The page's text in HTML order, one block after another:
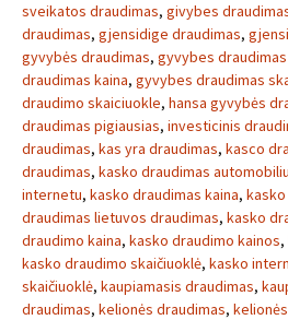
sveikatos draudimas, givybes
draudimas, gjensidige draudimas,
gyvybės draudimas, gyvybes
draudimas kaina, gyvybes draudimas
draudimo skaiciuokle, hansa gyvybės
draudimas pigiausias, investicinis
draudimas, kas yra draudimas, kasco
draudimas, kasko draudimas
internetu, kasko draudimas kaina,
draudimas lietuvos draudimas, kasko
draudimo kaina, kasko draudimo kainos,
kasko draudimo skaičiuoklė, kasko
skaičiuoklė, kaupiamasis draudimas,
draudimas, kelionės draudimas,